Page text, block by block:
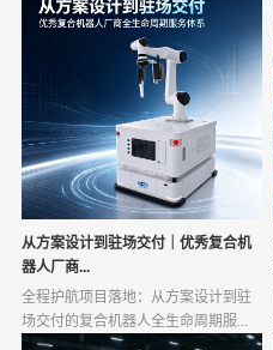
从方案设计到驻场交付｜优秀复合机
器人厂商...
全程护航项目落地：从方案设计到驻
场交付的复合机器人全生命周期服...